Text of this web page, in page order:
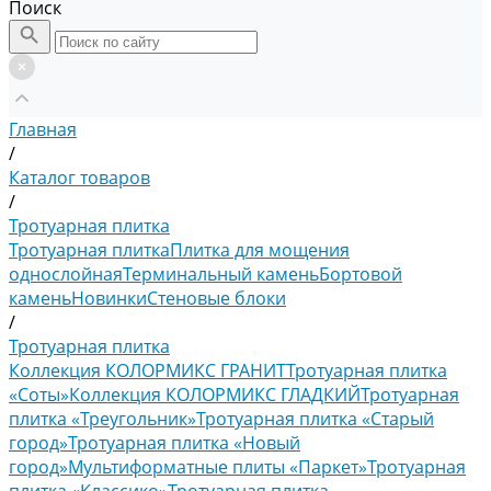
Поиск
Главная
/
Каталог товаров
/
Тротуарная плитка
Тротуарная плиткаПлитка для мощения
однослойнаяТерминальный каменьБортовой
каменьНовинкиСтеновые блоки
/
Тротуарная плитка
Коллекция КОЛОРМИКС ГРАНИТТротуарная плитка
«Соты»Коллекция КОЛОРМИКС ГЛАДКИЙТротуарная
плитка «Треугольник»Тротуарная плитка «Старый
город»Тротуарная плитка «Новый
город»Мультиформатные плиты «Паркет»Тротуарная